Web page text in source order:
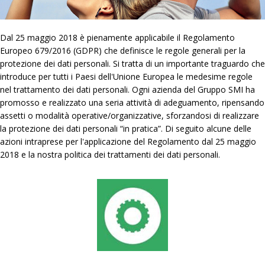
Dal 25 maggio 2018 è pienamente applicabile il Regolamento
Europeo 679/2016 (GDPR) che definisce le regole generali per la
protezione dei dati personali. Si tratta di un importante traguardo che
introduce per tutti i Paesi dell'Unione Europea le medesime regole
nel trattamento dei dati personali. Ogni azienda del Gruppo SMI ha
promosso e realizzato una seria attività di adeguamento, ripensando
assetti o modalità operative/organizzative, sforzandosi di realizzare
la protezione dei dati personali “in pratica”. Di seguito alcune delle
azioni intraprese per l'applicazione del Regolamento dal 25 maggio
2018 e la nostra politica dei trattamenti dei dati personali.